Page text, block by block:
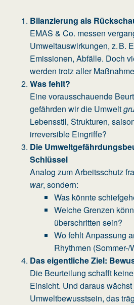
Bilanzierung als
EMAS & Co. messen
Umweltauswirkungen, z. B.
Emissionen, Abfälle. Doch
werden trotz aller
Was fehlt?
Eine vorausschauende
gefährden wir die Umwelt
Lebensstil, Strukturen,
irreversible Eingriffe?
Die
Schlüssel
Analog zum Arbeitsschutz
war, sondern:
Was könnte
Welche Grenzen
überschritten sein?
Wo fehlt Anpassung
Rhythmen (Sommer-/
Das eigentliche Ziel:
Die Beurteilung schafft
Einsicht. Und daraus wächst
Umweltbewusstsein, das